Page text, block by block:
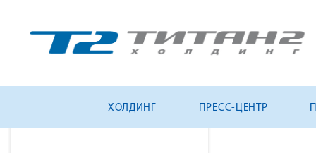
ХОЛДИНГ ПРЕСС-ЦЕНТР